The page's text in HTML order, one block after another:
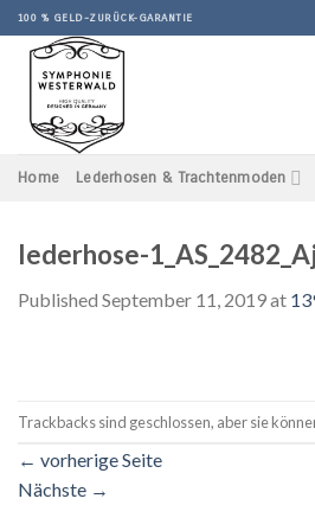
Skip
to
content
100 % GELD-ZURÜCK-GARANTIE
Home Lederhosen & Trachtenmoden
lederhose-
Published September 11, 2019at
Trackbacks sind geschlossen, aber sie
← vorherige Seite
Nächste →